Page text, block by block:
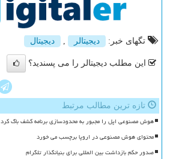
تگهای خبر: دیجیتالر دیجیتال
این مطلب دیجیتالر را می پسندید؟
تازه ترین مطالب مرتبط
هوش مصنوعی اپل را مجبور به محدودسازی برنامه کشف باگ کرد
محتوای هوش مصنوعی در اروپا برچسب می خورد
صدور حکم بازداشت بین المللی برای بنیانگذار تلگرام